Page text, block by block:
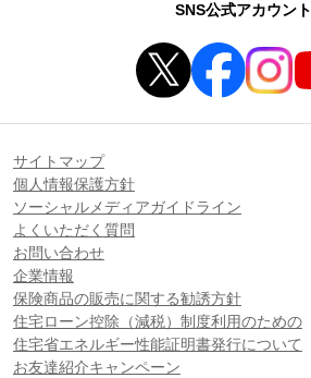
SNS公式アカウント
サイトマップ
個人情報保護方針
ソーシャルメディアガイドライン
よくいただく質問
お問い合わせ
企業情報
保険商品の販売に関する勧誘方針
住宅ローン控除（減税）制度利用のための
住宅省エネルギー性能証明書発行について
お友達紹介キャンペーン